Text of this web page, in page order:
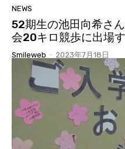
NEWS
52期生の池田向希さ
会20キロ競歩に出場
Smileweb - 2023年7月18日